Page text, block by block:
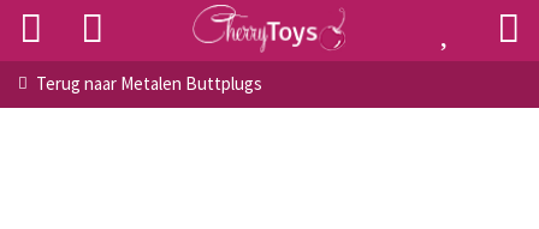
Terug naar Metalen Buttplugs